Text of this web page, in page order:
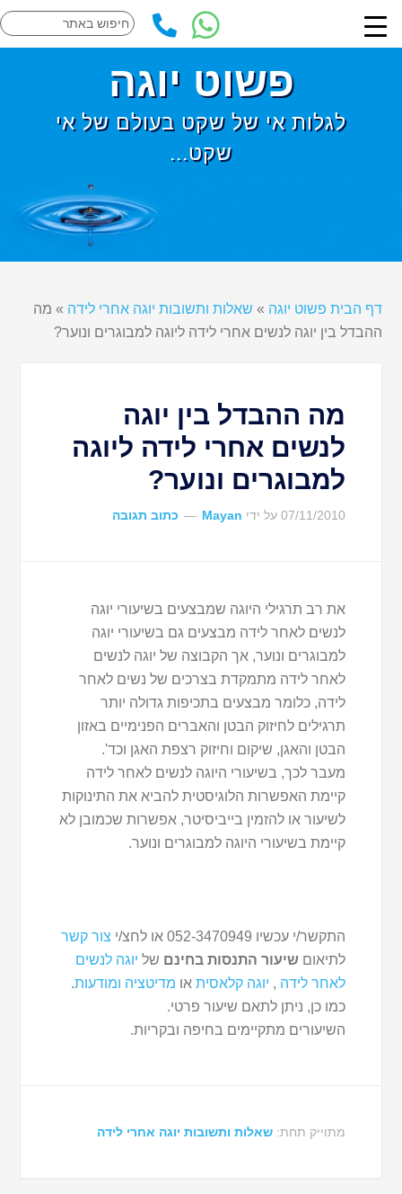
פשוט יוגה
לגלות אי של שקט בעולם של אי
שקט...
דף הבית פשוט יוגה » שאלות ותשובות יוגה אחרי לידה » מה
ההבדל בין יוגה לנשים אחרי לידה ליוגה למבוגרים ונוער?
מה ההבדל בין יוגה
לנשים אחרי לידה ליוגה
למבוגרים ונוער?
07/11/2010 על ידי Mayan כתוב תגובה
את רב תרגילי היוגה שמבצעים בשיעורי יוגה
לנשים לאחר לידה מבצעים גם בשיעורי יוגה
למבוגרים ונוער, אך הקבוצה של יוגה לנשים
לאחר לידה מתמקדת בצרכים של נשים לאחר
לידה, כלומר מבצעים בתכיפות גדולה יותר
תרגילים לחיזוק הבטן והאברים הפנימיים באזון
הבטן והאגן, שיקום וחיזוק רצפת האגן וכד'.
מעבר לכך, בשיעורי היוגה לנשים לאחר לידה
קיימת האפשרות הלוגיסטית להביא את התינוקות
לשיעור או להזמין בייביסיטר, אפשרות שכמובן לא
קיימת בשיעורי היוגה למבוגרים ונוער.
התקשר/י עכשיו 052-3470949 או לחצ/י
צור קשר
לתיאום שיעור התנסות בחינם של יוגה לנשים
לאחר לידה , יוגה קלאסית או מדיטציה ומודעות.
כמו כן, ניתן לתאם שיעור פרטי.
השיעורים מתקיימים בחיפה ובקריות.
מתוייק תחת:שאלות ותשובות יוגה אחרי לידה